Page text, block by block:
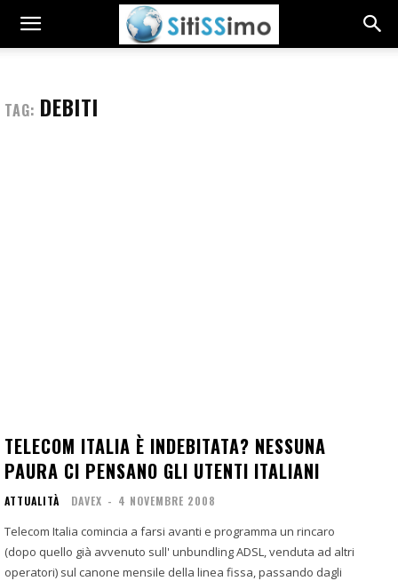
TAG: DEBITI
TELECOM ITALIA È INDEBITATA? NESSUNA
PAURA CI PENSANO GLI UTENTI ITALIANI
ATTUALITÀ DAVEX - 4 NOVEMBRE 2008
Telecom Italia comincia a farsi avanti e programma un rincaro
(dopo quello già avvenuto sull' unbundling ADSL, venduta ad altri
operatori) sul canone mensile della linea fissa, passando dagli